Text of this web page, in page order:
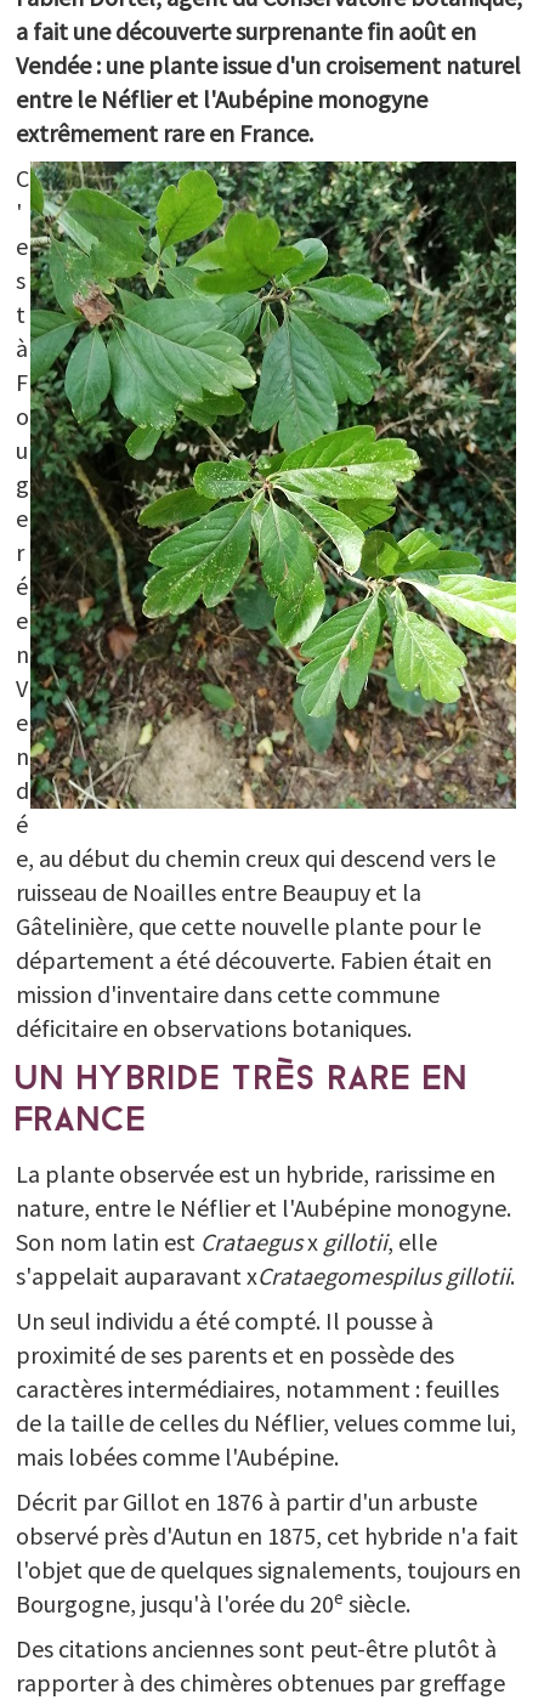
Boite à outils
Correspondants
Découvertes
PARTICIPEZ
a fait une découverte surprenante fin août en
Vendée : une plante issue d'un croisement naturel
entre le Néflier et l'Aubépine monogyne
extrêmement rare en France.
C
'
e
s
t
à
F
o
u
g
e
r
é
e
n
V
e
n
d
é
e, au début du chemin creux qui descend vers le
ruisseau de Noailles entre Beaupuy et la
Gâtelinière, que cette nouvelle plante pour le
département a été découverte. Fabien était en
mission d'inventaire dans cette commune
déficitaire en observations botaniques.
UN HYBRIDE TRÈS RARE EN
FRANCE
La plante observée est un hybride, rarissime en
nature, entre le Néflier et l'Aubépine monogyne.
Son nom latin est Crataegusx gillotii, elle
s'appelait auparavant xCrataegomespilus gillotii.
Un seul individu a été compté. Il pousse à
proximité de ses parents et en possède des
caractères intermédiaires, notamment : feuilles
de la taille de celles du Néflier, velues comme lui,
mais lobées comme l'Aubépine.
Décrit par Gillot en 1876 à partir d'un arbuste
observé près d'Autun en 1875, cet hybride n'a fait
l'objet que de quelques signalements, toujours en
Bourgogne, jusqu'à l'orée du 20e siècle.
Des citations anciennes sont peut-être plutôt à
rapporter à des chimères obtenues par greffage